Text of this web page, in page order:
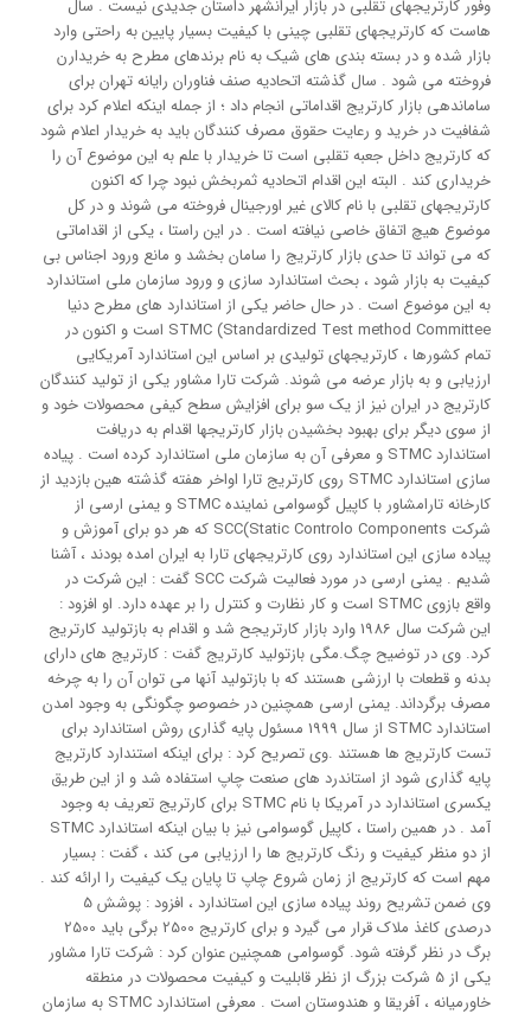
وفور کارتریجهای تقلبی در بازار ایرانشهر داستان جدیدی نیست . سال
هاست که کارتریجهای تقلبی چینی با کیفیت بسیار پایین به راحتی وارد
بازار شده و در بسته بندی های شیک به نام برندهای مطرح به خریدارن
فروخته می شود . سال گذشته اتحادیه صنف فناوران رایانه تهران برای
ساماندهی بازار کارتریج اقداماتی انجام داد ؛ از جمله اینکه اعلام کرد برای
شفافیت در خرید و رعایت حقوق مصرف کنندگان باید به خریدار اعلام شود
که کارتریج داخل جعبه تقلبی است تا خریدار با علم به این موضوع آن را
خریداری کند . البته این اقدام اتحادیه ثمربخش نبود چرا که اکنون
کارتریجهای تقلبی با نام کالای غیر اورجینال فروخته می شوند و در کل
موضوع هیچ اتفاق خاصی نیافته است . در این راستا ، یکی از اقداماتی
که می تواند تا حدی بازار کارتریج را سامان بخشد و مانع ورود اجناس بی
کیفیت به بازار شود ، بحث استاندارد سازی و ورود سازمان ملی استاندارد
به این موضوع است . در حال حاضر یکی از استاندارد های مطرح دنیا
STMC (Standardized Test method Committee است و اکنون در
تمام کشورها ، کارتریجهای تولیدی بر اساس این استاندارد آمریکایی
ارزیابی و به بازار عرضه می شوند. شرکت تارا مشاور یکی از تولید کنندگان
کارتریج در ایران نیز از یک سو برای افزایش سطح کیفی محصولات خود و
از سوی دیگر برای بهبود بخشیدن بازار کارتریجها اقدام به دریافت
استاندارد STMC و معرفی آن به سازمان ملی استاندارد کرده است . پیاده
سازی استاندارد STMC روی کارتریج تارا اواخر هفته گذشته هین بازدید از
کارخانه تارامشاور با کاپیل گوسوامی نماینده STMC و یمنی ارسی از
شرکت SCC(Static Controlo Components که هر دو برای آموزش و
پیاده سازی این استاندارد روی کارتریجهای تارا به ایران امده بودند ، آشنا
شدیم . یمنی ارسی در مورد فعالیت شرکت SCC گفت : این شرکت در
واقع بازوی STMC است و کار نظارت و کنترل را بر عهده دارد. او افزود :
این شرکت سال 1986 وارد بازار کارتریجح شد و اقدام به بازتولید کارتریج
کرد. وی در توضیح چگ.مگی بازتولید کارتریج گفت : کارتریج های دارای
بدنه و قطعات با ارزشی هستند که با بازتولید آنها می توان آن را به چرخه
مصرف برگرداند. یمنی ارسی همچنین در خصوصو چگونگی به وجود امدن
استاندارد STMC از سال 1999 مسئول پایه گذاری روش استاندارد برای
تست کارتریج ها هستند .وی تصریح کرد : برای اینکه استندارد کارتریج
پایه گذاری شود از استاندرد های صنعت چاپ استفاده شد و از این طریق
یکسری استاندارد در آمریکا با نام STMC برای کارتریج تعریف به وجود
آمد . در همین راستا ، کاپیل گوسوامی نیز با بیان اینکه استاندارد STMC
از دو منظر کیفیت و رنگ کارتریج ها را ارزیابی می کند ، گفت : بسیار
مهم است که کارتریج از زمان شروع چاپ تا پایان یک کیفیت را ارائه کند .
وی ضمن تشریح روند پیاده سازی این استاندارد ، افزود : پوشش 5
درصدی کاغذ ملاک قرار می گیرد و برای کارتریج 2500 برگی باید 2500
برگ در نظر گرفته شود. گوسوامی همچنین عنوان کرد : شرکت تارا مشاور
یکی از 5 شرکت بزرگ از نظر قابلیت و کیفیت محصولات در منطقه
خاورمیانه ، آفریقا و هندوستان است . معرفی استاندارد STMC به سازمان